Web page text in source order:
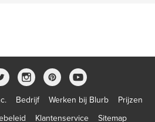
Bedrijf Werken bij Blurb
Prijzen
Klantenservice Sitemap